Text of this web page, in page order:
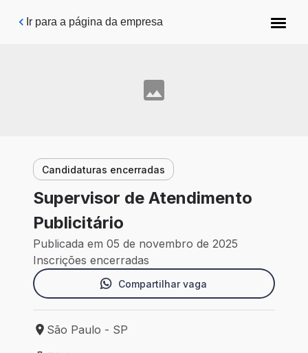
Pular para o conteúdo principal
Ir para a página da empresa
Candidaturas encerradas
Supervisor de Atendimento
Publicitário
Publicada em 05 de novembro de 2025
Inscrições encerradas
Compartilhar vaga
Local de trabalho: São Paulo - SP
São Paulo - SP